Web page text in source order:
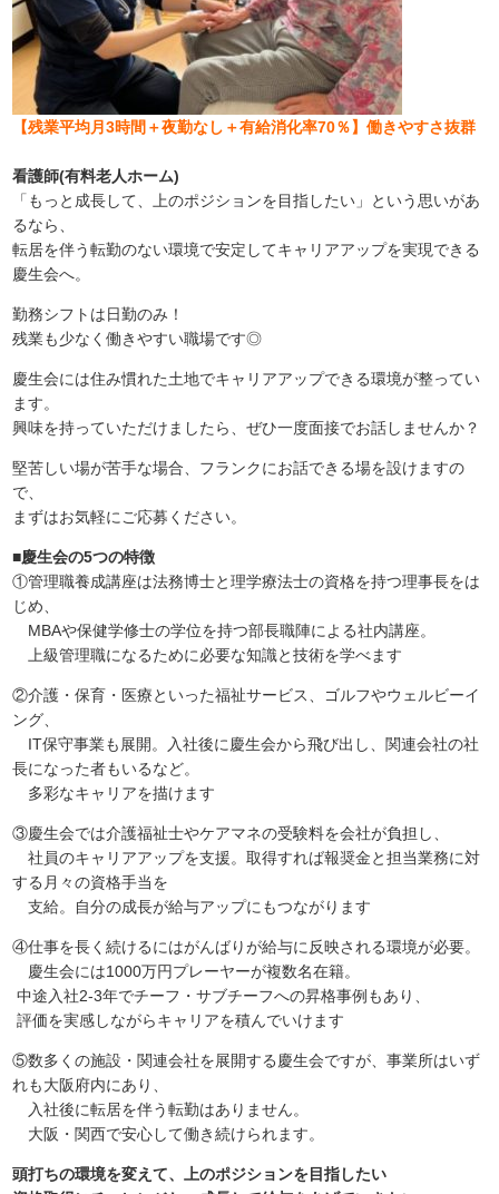
【残業平均月3時間＋夜勤なし＋有給消化率70％】働きやすさ抜群
看護師(有料老人ホーム)
「もっと成長して、上のポジションを目指したい」という思いがあ
るなら、
転居を伴う転勤のない環境で安定してキャリアアップを実現できる
慶生会へ。
勤務シフトは日勤のみ！
残業も少なく働きやすい職場です◎
慶生会には住み慣れた土地でキャリアアップできる環境が整ってい
ます。
興味を持っていただけましたら、ぜひ一度面接でお話しませんか？
堅苦しい場が苦手な場合、フランクにお話できる場を設けますの
で、
まずはお気軽にご応募ください。
■慶生会の5つの特徴
①管理職養成講座は法務博士と理学療法士の資格を持つ理事長をは
じめ、
MBAや保健学修士の学位を持つ部長職陣による社内講座。
上級管理職になるために必要な知識と技術を学べます
②介護・保育・医療といった福祉サービス、ゴルフやウェルビーイ
ング、
IT保守事業も展開。入社後に慶生会から飛び出し、関連会社の社
長になった者もいるなど。
多彩なキャリアを描けます
③慶生会では介護福祉士やケアマネの受験料を会社が負担し、
社員のキャリアアップを支援。取得すれば報奨金と担当業務に対
する月々の資格手当を
支給。自分の成長が給与アップにもつながります
④仕事を長く続けるにはがんばりが給与に反映される環境が必要。
慶生会には1000万円プレーヤーが複数名在籍。
中途入社2-3年でチーフ・サブチーフへの昇格事例もあり、
評価を実感しながらキャリアを積んでいけます
⑤数多くの施設・関連会社を展開する慶生会ですが、事業所はいず
れも大阪府内にあり、
入社後に転居を伴う転勤はありません。
大阪・関西で安心して働き続けられます。
頭打ちの環境を変えて、上のポジションを目指したい